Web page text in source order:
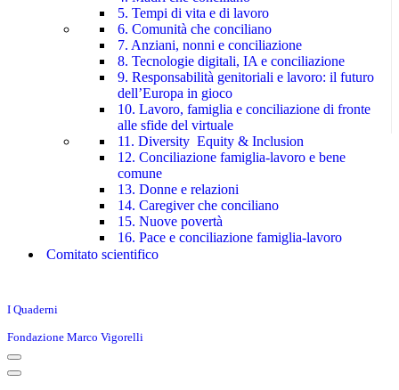
5. Tempi di vita e di lavoro
6. Comunità che conciliano
7. Anziani, nonni e conciliazione
8. Tecnologie digitali, IA e conciliazione
9. Responsabilità genitoriali e lavoro: il futuro
dell’Europa in gioco
10. Lavoro, famiglia e conciliazione di fronte
alle sfide del virtuale
11. Diversity Equity & Inclusion
12. Conciliazione famiglia-lavoro e bene
comune
13. Donne e relazioni
14. Caregiver che conciliano
15. Nuove povertà
16. Pace e conciliazione famiglia-lavoro
Comitato scientifico
I Quaderni
Fondazione Marco Vigorelli
Menu
di
Menu